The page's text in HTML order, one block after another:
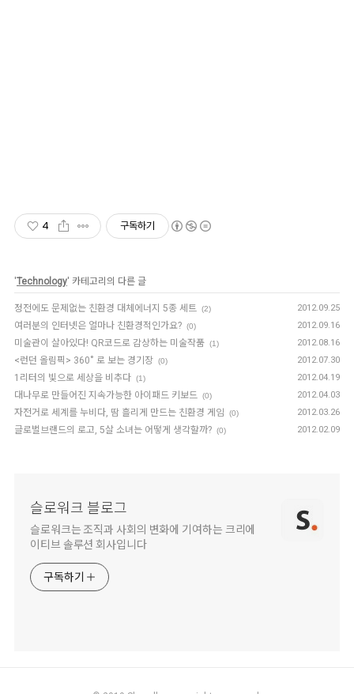
4 구독하기
'Technology' 카테고리의 다른 글
정전에도 문제없는 친환경 대체에너지 5종 세트 (2) 2012.09.25
여러분의 인터넷은 얼마나 친환경적인가요? (0) 2012.09.16
미술관이 살아있다! QR코드로 감상하는 미술작품 (1) 2012.08.16
<런던 올림픽> 360˚ 로 보는 경기장 (0) 2012.07.30
1리터의 빛으로 세상을 비추다 (1) 2012.04.19
대나무로 만들어진 지속가능한 아이패드 키보드 (0) 2012.04.03
자전거로 세계를 누비다, 땀 흘리게 만드는 친환경 게임 (0) 2012.03.26
글로벌브랜드의 로고, 5살 소녀는 어떻게 생각할까? (0) 2012.02.09
슬로워크 블로그
슬로워크는 조직과 사회의 변화에 기여하는 크리에
이티브 솔루션 회사입니다
구독하기